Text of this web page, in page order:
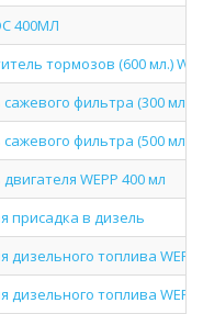
400МЛ
тормозов (600 мл.)
фильтра (300 мл.)
сажевого фильтра (500
WEPP 400 мл
присадка в дизель
дизельного топлива WEPP
дизельного топлива